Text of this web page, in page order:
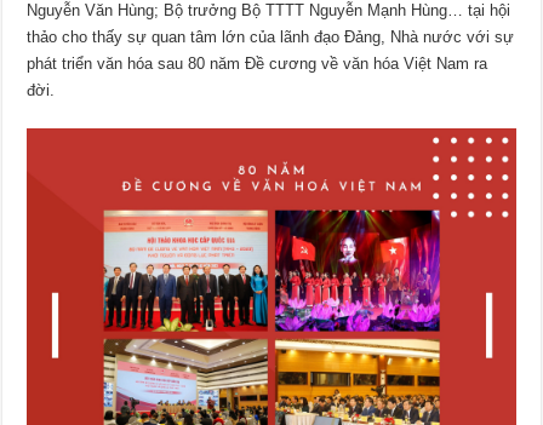
Nguyễn Văn Hùng; Bộ trưởng Bộ TTTT Nguyễn Mạnh Hùng… tại hội
thảo cho thấy sự quan tâm lớn của lãnh đạo Đảng, Nhà nước với sự
phát triển văn hóa sau 80 năm Đề cương về văn hóa Việt Nam ra
đời.